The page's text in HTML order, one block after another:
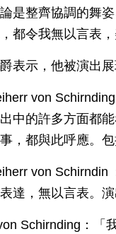
是整齊協調的舞
都令我無以言表，
表示，他被演出
von
中的許多方面都
，都與此呼應。
von Schirndin
達，無以言表。
Schirnding：「